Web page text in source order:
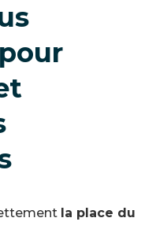
la place du